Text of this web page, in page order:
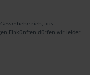
aus
Einkünften dürfen wir leider